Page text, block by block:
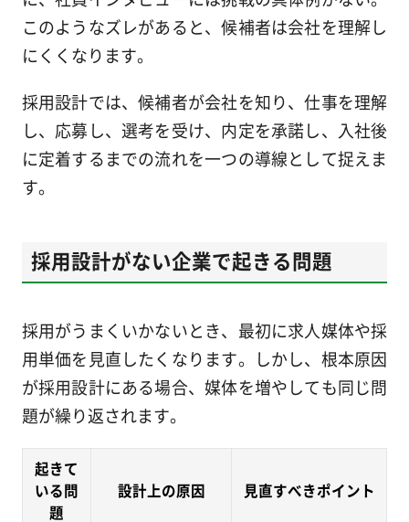
このようなズレがあると、候補者は会社を理解し
にくくなります。
採用設計では、候補者が会社を知り、仕事を理解
し、応募し、選考を受け、内定を承諾し、入社後
に定着するまでの流れを一つの導線として捉えま
す。
採用設計がない企業で起きる問題
採用がうまくいかないとき、最初に求人媒体や採
用単価を見直したくなります。しかし、根本原因
が採用設計にある場合、媒体を増やしても同じ問
題が繰り返されます。
起きて
いる問
題
設計上の原因 見直すべきポイント